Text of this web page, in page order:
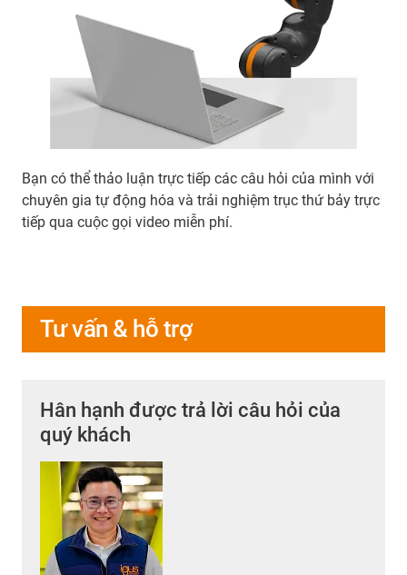
Bạn có thể thảo luận trực tiếp các câu hỏi của mình với
chuyên gia tự động hóa và trải nghiệm trục thứ bảy trực
tiếp qua cuộc gọi video miễn phí.
Tư vấn & hỗ trợ
Hân hạnh được trả lời câu hỏi của
quý khách